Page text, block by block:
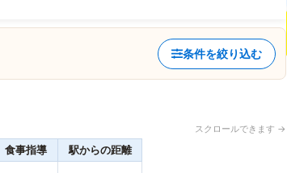
条件を絞り込む
スクロールできます →
食事指導 駅からの距離